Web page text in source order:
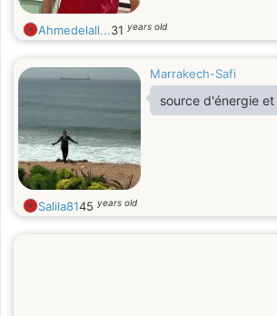
Ahmedelall...31 years old
Marrakech-Safi
source d'énergie
Salila8145 years old